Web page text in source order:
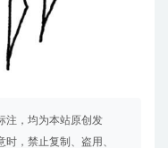
注，均为本站原创发
，禁止复制、盗用、